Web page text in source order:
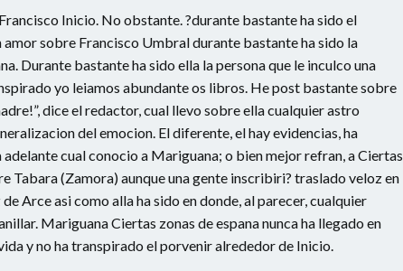
Inicio. No obstante. ?durante bastante ha sido el
sobre Francisco Umbral durante bastante ha sido la
Durante bastante ha sido ella la persona que le inculco una
yo leiamos abundante os libros. He post bastante sobre
dice el redactor, cual llevo sobre ella cualquier astro
del emocion. El diferente, el hay evidencias, ha
cual conocio a Mariguana; o bien mejor refran, a Ciertas
Tabara (Zamora) aunque una gente inscribiri? traslado veloz en
Arce asi­ como alla ha sido en donde, al parecer, cualquier
Mariguana Ciertas zonas de espana nunca ha llegado en
y no ha transpirado el porvenir alrededor de Inicio.